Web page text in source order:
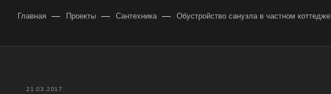
Главная — Проекты — Сантехника — Обустройство санузла в частном коттедже
21.03.2017